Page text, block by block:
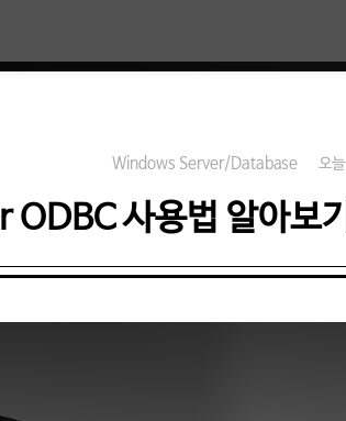
Windows Server/Database 오늘
사용법 알아보기